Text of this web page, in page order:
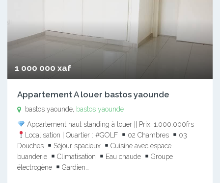
1 000 000 xaf
Appartement A louer bastos yaounde
bastos yaounde, bastos yaounde
Appartement haut standing à louer || Prix: 1.000.000frs
Localisation | Quartier : #GOLF
02 Chambres
03
Douches
Séjour spacieux
Cuisine avec espace
buanderie
Climatisation Eau chaude
Groupe
électrogène
Gardien…